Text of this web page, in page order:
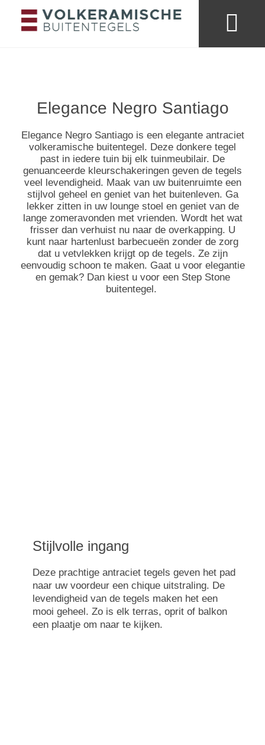
Elegance Negro Santiago
Elegance Negro Santiago is een elegante antraciet
volkeramische buitentegel. Deze donkere tegel
past in iedere tuin bij elk tuinmeubilair. De
genuanceerde kleurschakeringen geven de tegels
veel levendigheid. Maak van uw buitenruimte een
stijlvol geheel en geniet van het buitenleven. Ga
lekker zitten in uw lounge stoel en geniet van de
lange zomeravonden met vrienden. Wordt het wat
frisser dan verhuist nu naar de overkapping. U
kunt naar hartenlust barbecueën zonder de zorg
dat u vetvlekken krijgt op de tegels. Ze zijn
eenvoudig schoon te maken. Gaat u voor elegantie
en gemak? Dan kiest u voor een Step Stone
buitentegel.
Stijlvolle ingang
Deze prachtige antraciet tegels geven het pad
naar uw voordeur een chique uitstraling. De
levendigheid van de tegels maken het een
mooi geheel. Zo is elk terras, oprit of balkon
een plaatje om naar te kijken.